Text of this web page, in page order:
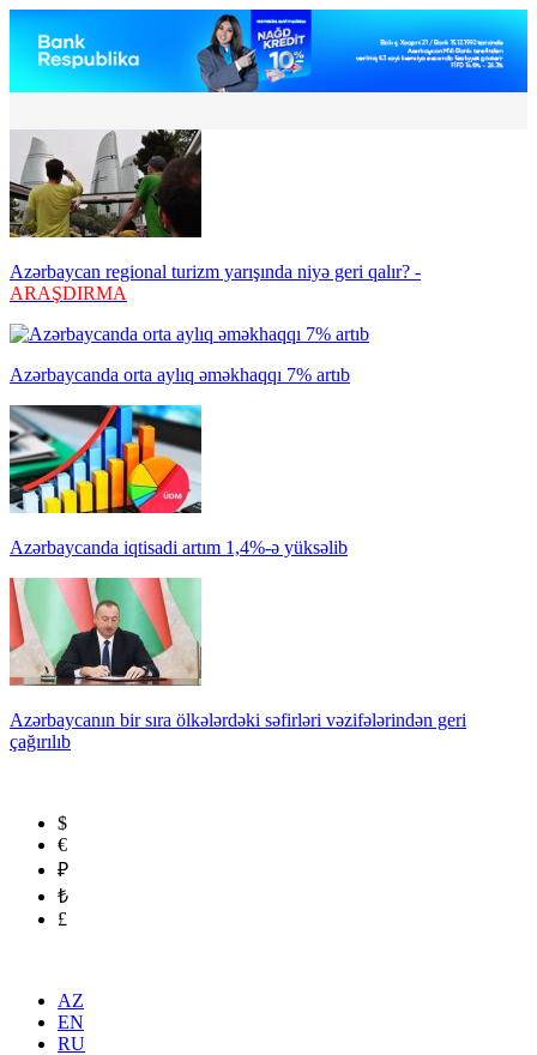
Azərbaycan regional turizm yarışında niyə geri qalır? -
ARAŞDIRMA
Azərbaycanda orta aylıq əməkhaqqı 7% artıb
Azərbaycanda iqtisadi artım 1,4%-ə yüksəlib
Azərbaycanın bir sıra ölkələrdəki səfirləri vəzifələrindən geri
çağırılıb
$
€
₽
₺
£
AZ
EN
RU